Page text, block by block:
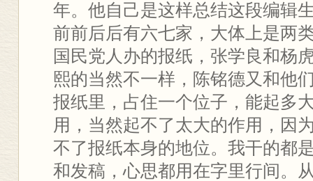
年。他自己是这样总结这段编辑
前前后后有六七家，大体上是两
国民党人办的报纸，张学良和杨
熙的当然不一样，陈铭德又和他
报纸里，占住一个位子，能起多
用，当然起不了太大的作用，因
不了报纸本身的地位。我干的都
和发稿，心思都用在字里行间。